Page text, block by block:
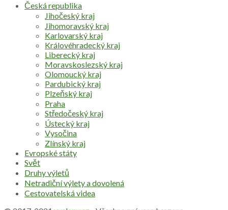
Česká republika
Jihočeský kraj
Jihomoravský kraj
Karlovarský kraj
Královéhradecký kraj
Liberecký kraj
Moravskoslezský kraj
Olomoucký kraj
Pardubický kraj
Plzeňský kraj
Praha
Středočeský kraj
Ústecký kraj
Vysočina
Zlínský kraj
Evropské státy
Svět
Druhy výletů
Netradiční výlety a dovolená
Cestovatelská videa